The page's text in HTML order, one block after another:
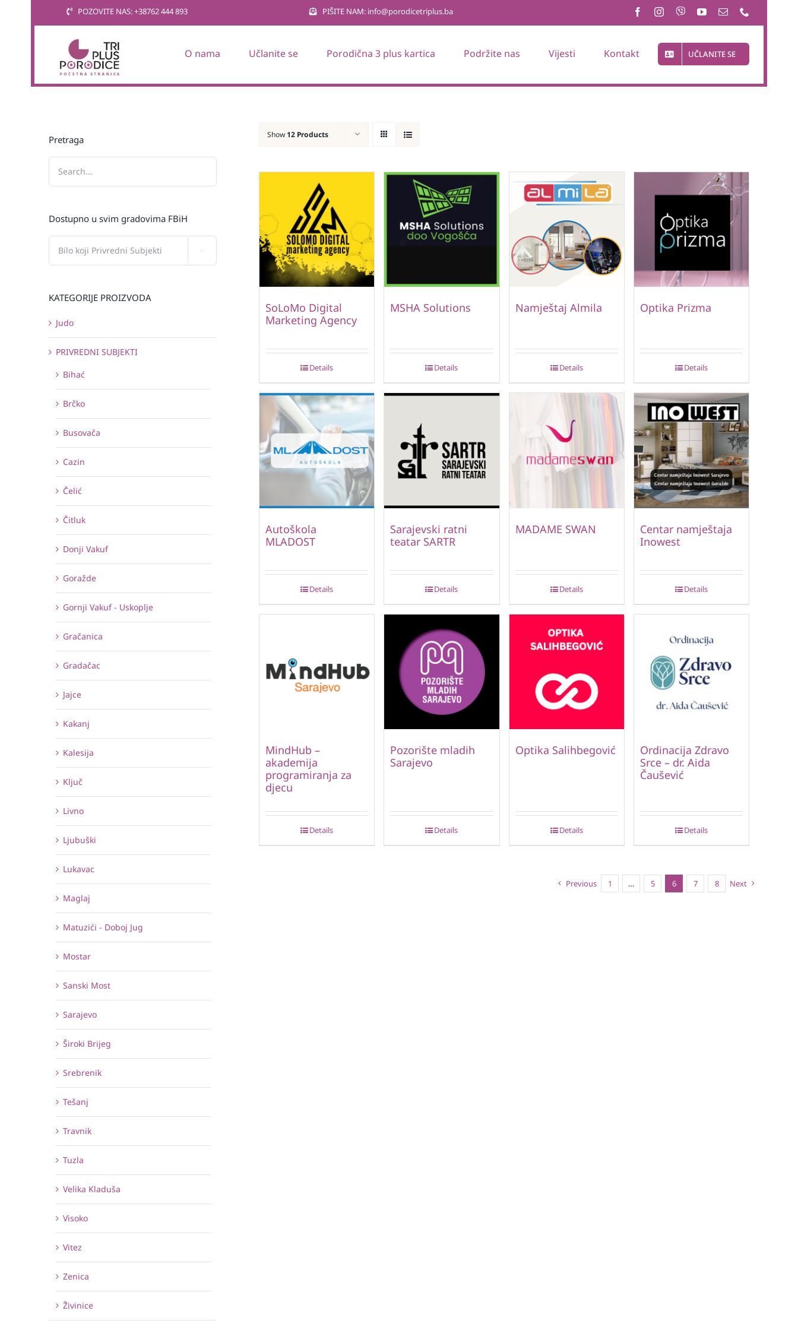
POZOVITE NAS: +38762 444 893 PIŠITE NAM: info@porodicetriplus.ba
O nama Učlanite se Porodična 3 plus kartica Podržite nas Vijesti Kontakt UČLANITE SE
Show 12 Products
SoLoMo Digital
Marketing Agency
Details
MSHA Solutions
Details
Namještaj Almila
Details
Optika Prizma
Details
Autoškola
MLADOST
Details
Sarajevski ratni
teatar SARTR
Details
MADAME SWAN
Details
Centar namještaja
Inowest
Details
MindHub –
akademija
programiranja za
djecu
Details
Pozorište mladih
Sarajevo
Details
Optika Salihbegović
Details
Ordinacija Zdravo
Srce – dr. Aida
Čaušević
Details
Previous 1 … 5 6 7 8 Next
Pretraga
Dostupno u svim gradovima FBiH
KATEGORIJE PROIZVODA
Judo
PRIVREDNI SUBJEKTI
Bihać
Brčko
Busovača
Cazin
Čelić
Čitluk
Donji Vakuf
Goražde
Gornji Vakuf - Uskoplje
Gračanica
Gradačac
Jajce
Kakanj
Kalesija
Ključ
Livno
Ljubuški
Lukavac
Maglaj
Matuzići - Doboj Jug
Mostar
Sanski Most
Sarajevo
Široki Brijeg
Srebrenik
Tešanj
Travnik
Tuzla
Velika Kladuša
Visoko
Vitez
Zenica
Živinice